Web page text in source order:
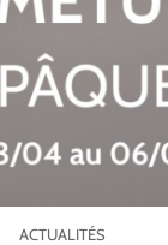
ACTUALITÉS